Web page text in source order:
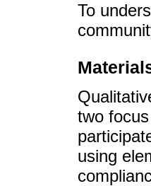
To
two
using